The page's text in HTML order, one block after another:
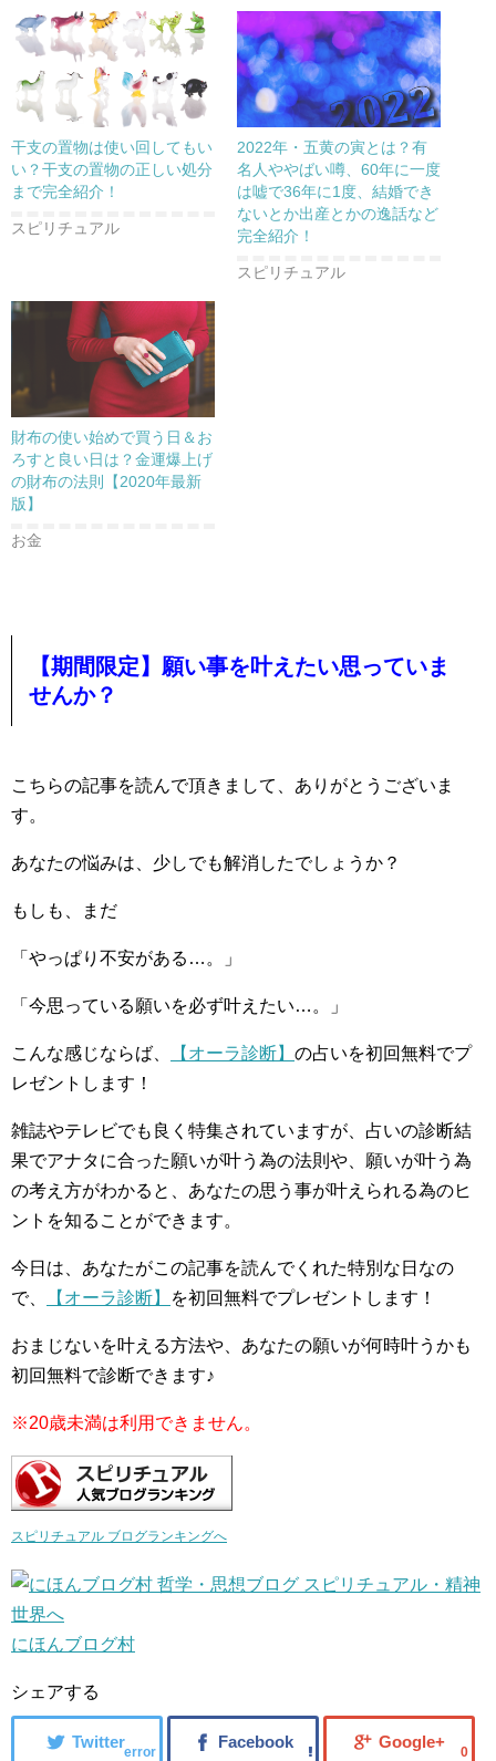
干支の置物は使い回してもい
い？干支の置物の正しい処分
まで完全紹介！
スピリチュアル
2022年・五黄の寅とは？有
名人ややばい噂、60年に一度
は嘘で36年に1度、結婚でき
ないとか出産とかの逸話など
完全紹介！
スピリチュアル
財布の使い始めで買う日＆お
ろすと良い日は？金運爆上げ
の財布の法則【2020年最新
版】
お金
【期間限定】願い事を叶えたい思っていま
せんか？
こちらの記事を読んで頂きまして、ありがとうございま
す。
あなたの悩みは、少しでも解消したでしょうか？
もしも、まだ
「やっぱり不安がある…。」
「今思っている願いを必ず叶えたい…。」
こんな感じならば、 【オーラ診断】 の占いを初回無料でプ
レゼントします！
雑誌やテレビでも良く特集されていますが、占いの診断結
果でアナタに合った願いが叶う為の法則や、願いが叶う為
の考え方がわかると、あなたの思う事が叶えられる為のヒ
ントを知ることができます。
今日は、あなたがこの記事を読んでくれた特別な日なの
で、
【オーラ診断】 を初回無料でプレゼントします！
おまじないを叶える方法や、あなたの願いが何時叶うかも
初回無料で診断できます♪
※20歳未満は利用できません。
スピリチュアル ブログランキングへ
にほんブログ村
シェアする
error 0